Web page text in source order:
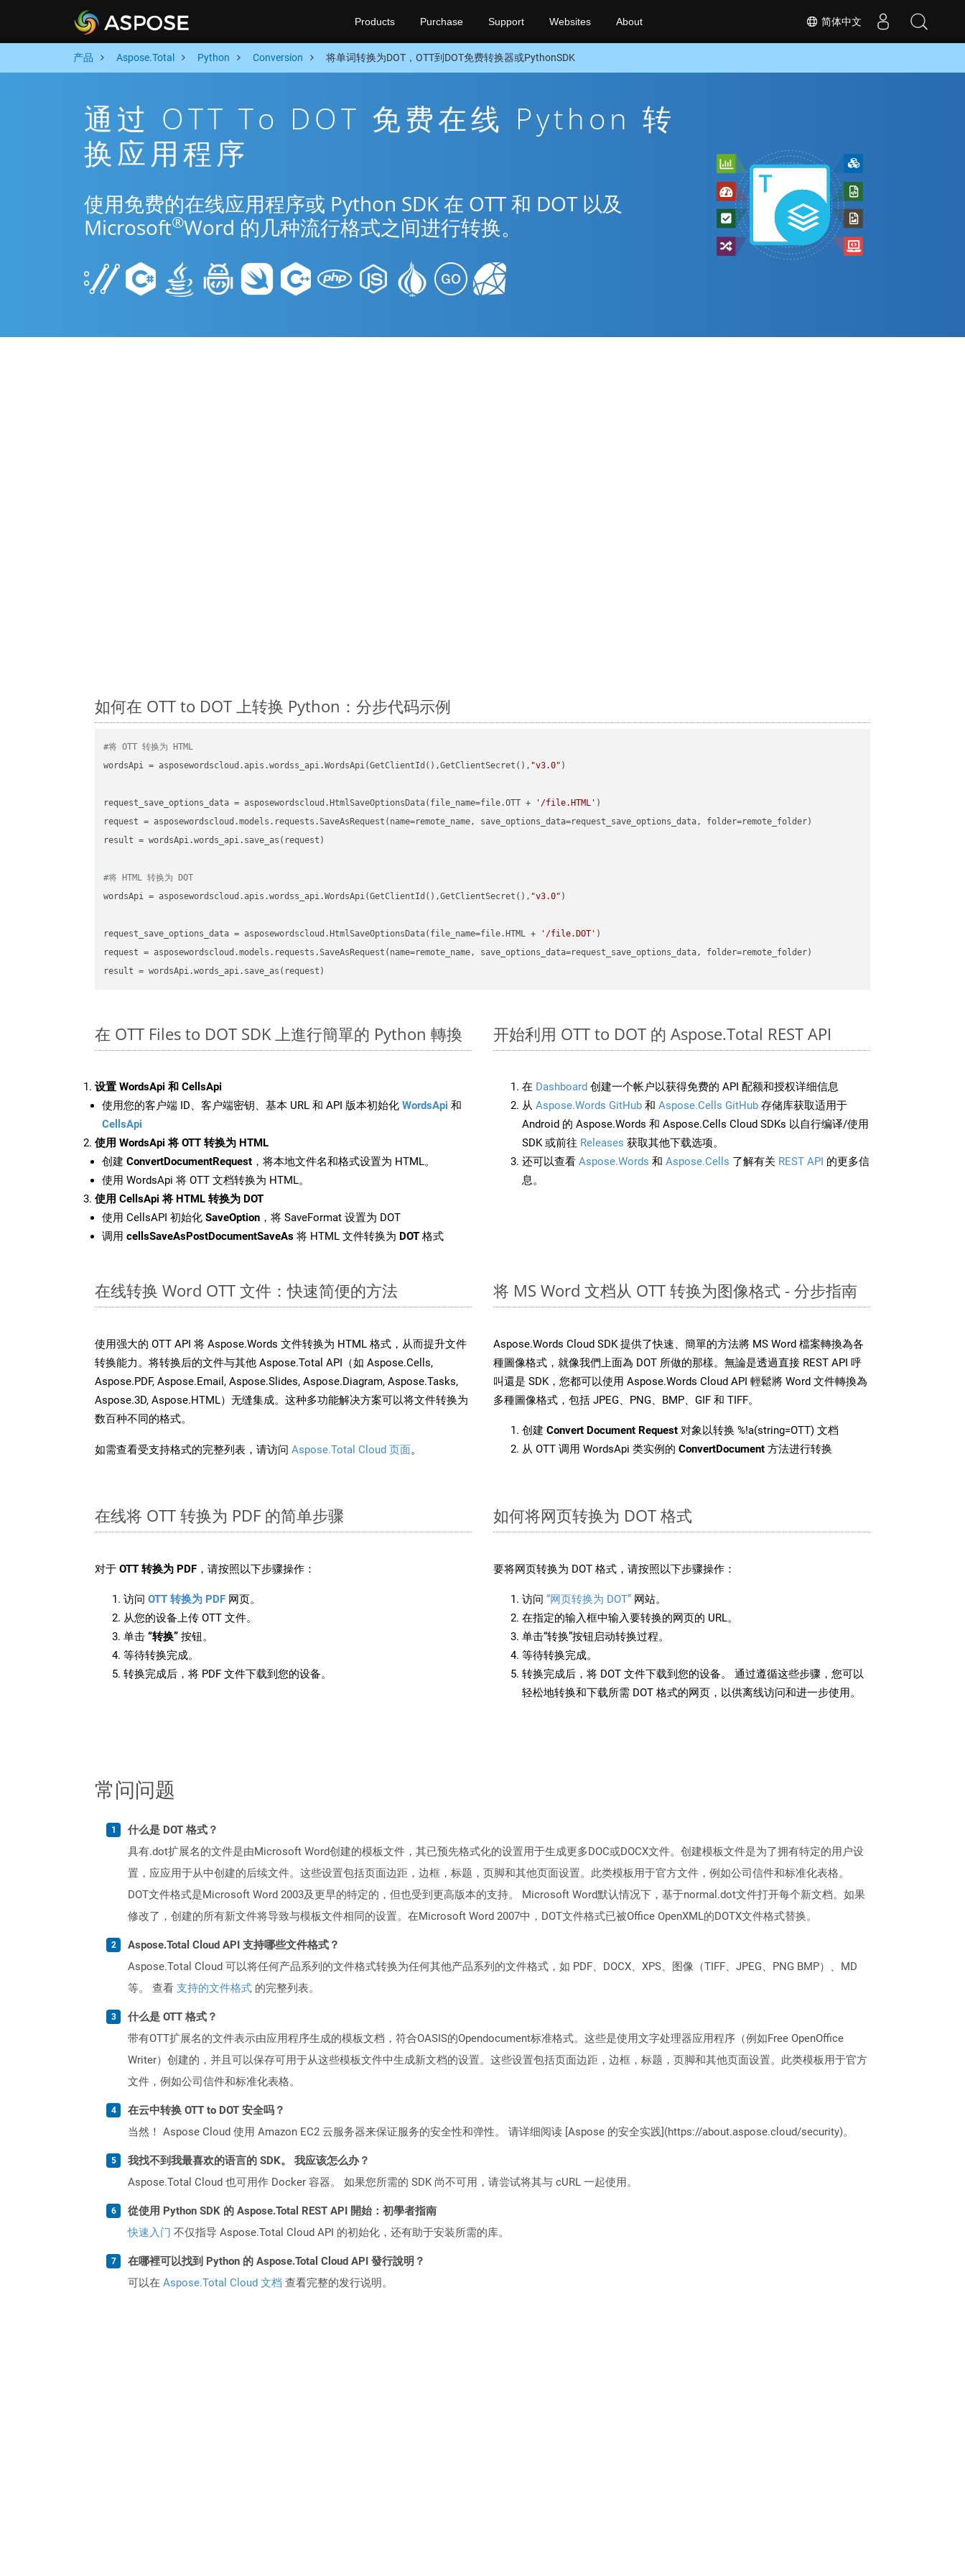
简体中文
Products Purchase Support Websites About
产品 Aspose.Total Python Conversion 将单词转换为DOT，OTT到DOT免费转换器或PythonSDK
通过 OTT To DOT 免费在线 Python 转
换应用程序
使用免费的在线应用程序或 Python SDK 在 OTT 和 DOT 以及
Microsoft®Word 的几种流行格式之间进行转换。
如何在 OTT to DOT 上转换 Python：分步代码示例
#将 OTT 转换为 HTML
wordsApi = asposewordscloud.apis.wordss_api.WordsApi(GetClientId(),GetClientSecret(), "v3.0" )
request_save_options_data = asposewordscloud.HtmlSaveOptionsData(file_name=file.OTT + '/file.HTML'
request
result = wordsApi.words_api.save_as(request)
#将 HTML 转换为 DOT
wordsApi = asposewordscloud.apis.wordss_api.WordsApi(GetClientId(),GetClientSecret(), "v3.0" )
request_save_options_data = asposewordscloud.HtmlSaveOptionsData(file_name=file.HTML + '/file.DOT'
request
result
在 OTT Files to DOT SDK 上進行簡單的 Python 轉換
设置 WordsApi 和 CellsApi
使用您的客户端 ID、客户端密钥、基本 URL 和 API 版本初始化 WordsApi 和
CellsApi
使用 WordsApi 将 OTT 转换为 HTML
创建 ConvertDocumentRequest ，将本地文件名和格式设置为 HTML。
使用 WordsApi 将 OTT 文档转换为 HTML。
使用 CellsApi 将 HTML 转换为 DOT
使用 CellsAPI 初始化 SaveOption ，将 SaveFormat 设置为 DOT
调用 cellsSaveAsPostDocumentSaveAs 将 HTML 文件转换为 DOT 格式
开始利用 OTT to DOT 的 Aspose.Total REST API
在 Dashboard 创建一个帐户以获得免费的 API 配额和授权详细信息
从 Aspose.Words GitHub 和 Aspose.Cells GitHub 存储库获取适用于
Android 的 Aspose.Words 和 Aspose.Cells Cloud SDKs 以自行编译/使用
SDK 或前往 Releases 获取其他下载选项。
还可以查看 Aspose.Words 和 Aspose.Cells 了解有关 REST API 的更多信
息。
在线转换 Word OTT 文件：快速简便的方法
使用强大的 OTT API 将 Aspose.Words 文件转换为 HTML 格式，从而提升文件
转换能力。将转换后的文件与其他 Aspose.Total API（如 Aspose.Cells,
Aspose.PDF, Aspose.Email, Aspose.Slides, Aspose.Diagram, Aspose.Tasks,
Aspose.3D, Aspose.HTML）无缝集成。这种多功能解决方案可以将文件转换为
数百种不同的格式。
如需查看受支持格式的完整列表，请访问 Aspose.Total Cloud 页面。
将 MS Word 文档从 OTT 转换为图像格式 - 分步指南
Aspose.Words Cloud SDK 提供了快速、簡單的方法將 MS Word 檔案轉換為各
種圖像格式，就像我們上面為 DOT 所做的那樣。無論是透過直接 REST API 呼
叫還是 SDK，您都可以使用 Aspose.Words Cloud API 輕鬆將 Word 文件轉換為
多種圖像格式，包括 JPEG、PNG、BMP、GIF 和 TIFF。
创建 Convert Document Request 对象以转换 %!a(string=OTT) 文档
从 OTT 调用 WordsApi 类实例的 ConvertDocument 方法进行转换
在线将 OTT 转换为 PDF 的简单步骤
对于 OTT 转换为 PDF ，请按照以下步骤操作：
访问 OTT 转换为 PDF 网页。
从您的设备上传 OTT 文件。
单击 “转换” 按钮。
等待转换完成。
转换完成后，将 PDF 文件下载到您的设备。
如何将网页转换为 DOT 格式
要将网页转换为 DOT 格式，请按照以下步骤操作：
访问 “网页转换为 DOT” 网站。
在指定的输入框中输入要转换的网页的 URL。
单击“转换”按钮启动转换过程。
等待转换完成。
转换完成后，将 DOT 文件下载到您的设备。 通过遵循这些步骤，您可以
轻松地转换和下载所需 DOT 格式的网页，以供离线访问和进一步使用。
常问问题
什么是 DOT 格式？
具有.dot扩展名的文件是由Microsoft Word创建的模板文件，其已预先格式化的设置用于生成更多DOC或DOCX文件。创建模板文件是为了拥有特定的用户设
置，应应用于从中创建的后续文件。这些设置包括页面边距，边框，标题，页脚和其他页面设置。此类模板用于官方文件，例如公司信件和标准化表格。
DOT文件格式是Microsoft Word 2003及更早的特定的，但也受到更高版本的支持。 Microsoft Word默认情况下，基于normal.dot文件打开每个新文档。如果
修改了，创建的所有新文件将导致与模板文件相同的设置。在Microsoft Word 2007中，DOT文件格式已被Office OpenXML的DOTX文件格式替换。
Aspose.Total Cloud API 支持哪些文件格式？
Aspose.Total Cloud 可以将任何产品系列的文件格式转换为任何其他产品系列的文件格式，如 PDF、DOCX、XPS、图像（TIFF、JPEG、PNG BMP）、MD
等。 查看 支持的文件格式 的完整列表。
什么是 OTT 格式？
带有OTT扩展名的文件表示由应用程序生成的模板文档，符合OASIS的Opendocument标准格式。这些是使用文字处理器应用程序（例如Free OpenOffice
Writer）创建的，并且可以保存可用于从这些模板文件中生成新文档的设置。这些设置包括页面边距，边框，标题，页脚和其他页面设置。此类模板用于官方
文件，例如公司信件和标准化表格。
在云中转换 OTT to DOT 安全吗？
当然！ Aspose Cloud 使用 Amazon EC2 云服务器来保证服务的安全性和弹性。 请详细阅读 [Aspose 的安全实践](https://about.aspose.cloud/security)。
我找不到我最喜欢的语言的 SDK。 我应该怎么办？
Aspose.Total Cloud 也可用作 Docker 容器。 如果您所需的 SDK 尚不可用，请尝试将其与 cURL 一起使用。
從使用 Python SDK 的 Aspose.Total REST API 開始：初學者指南
快速入门 不仅指导 Aspose.Total Cloud API 的初始化，还有助于安装所需的库。
在哪裡可以找到 Python 的 Aspose.Total Cloud API 發行說明？
可以在 Aspose.Total Cloud 文档 查看完整的发行说明。